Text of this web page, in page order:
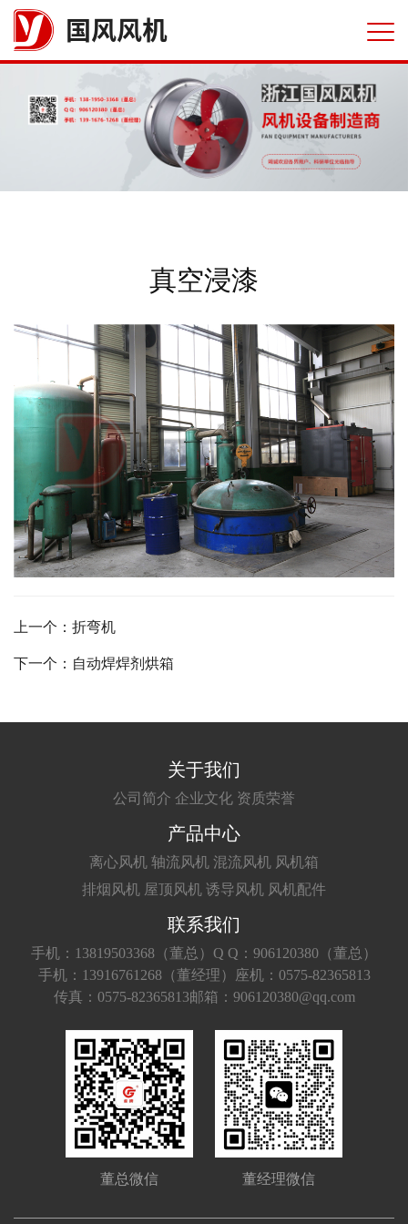
国风风机
真空浸漆
上一个：折弯机
下一个：自动焊焊剂烘箱
关于我们
公司简介 企业文化 资质荣誉
产品中心
离心风机 轴流风机 混流风机 风机箱
排烟风机 屋顶风机 诱导风机 风机配件
联系我们
手机：13819503368（董总） Q Q：906120380（董总）
手机：13916761268（董经理） 座机：0575-82365813
传真：0575-82365813邮箱：906120380@qq.com
董总微信 董经理微信